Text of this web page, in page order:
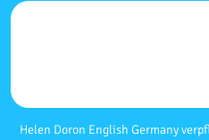
Helen Doron English Germany